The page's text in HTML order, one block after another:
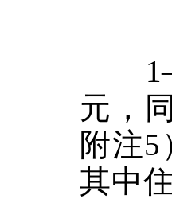
1
元，
附注5
其中